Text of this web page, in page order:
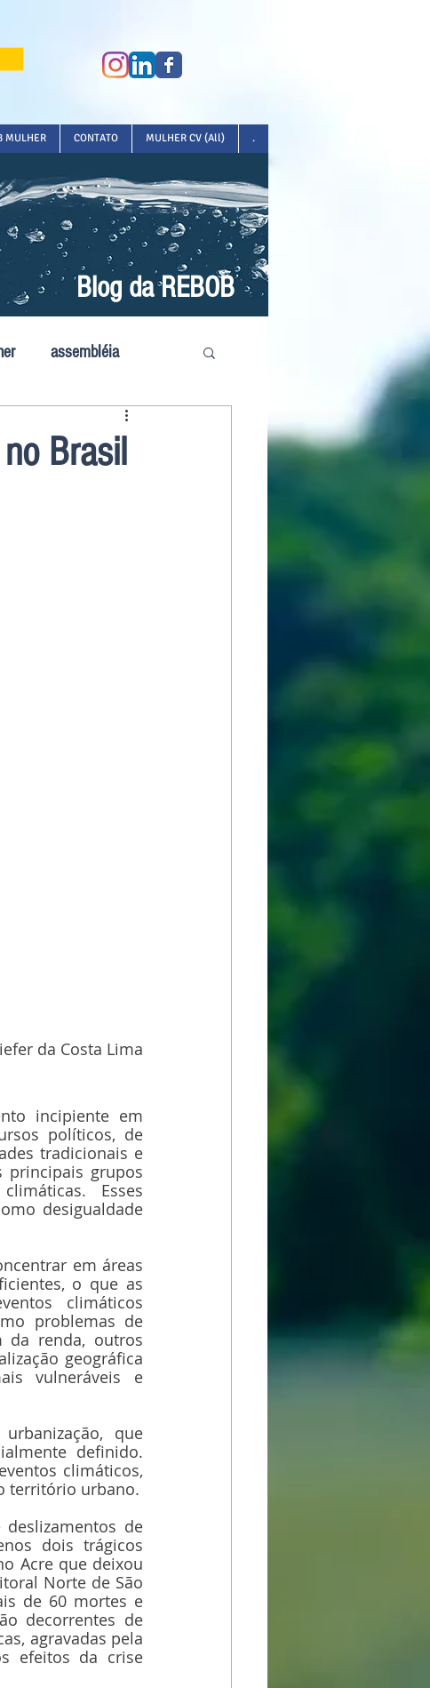
MULHER CONTATO MULHER CV (All) .
Blog da REBOB
assembléia
Brasil
da Costa Lima
incipiente em
políticos, de
tradicionais e
principais grupos
Esses
desigualdade
em áreas
o que as
climáticos
problemas de
da renda, outros
geográfica
vulneráveis e
que
definido.
climáticos,
território urbano.
de
dois trágicos
Acre que deixou
Norte de São
de 60 mortes e
decorrentes de
agravadas pela
efeitos da crise